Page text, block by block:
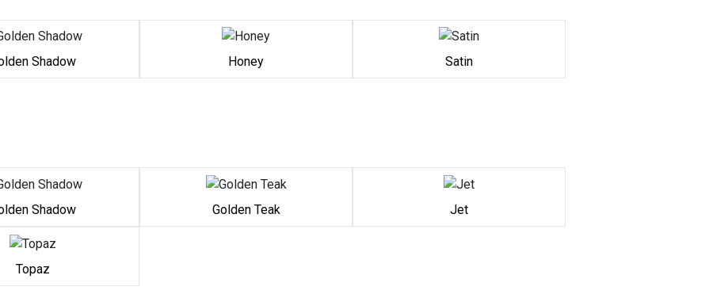
Shadow Honey Satin
Shadow Golden Teak Jet
Topaz